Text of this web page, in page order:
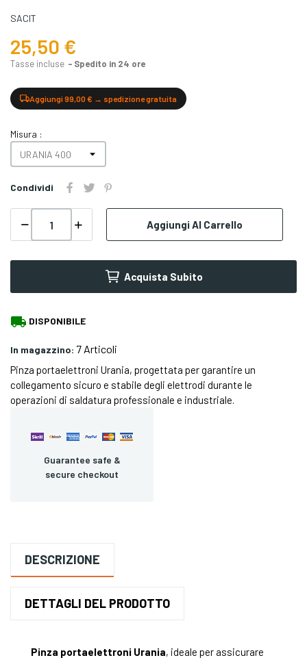
SACIT
25,50 €
Tasse incluse Spedito in 24 ore
Aggiungi 99,00 € → spedizione gratuita
Misura :
Condividi
Aggiungi Al Carrello
Acquista Subito
local_shipping DISPONIBILE
In magazzino: 7 Articoli
Pinza portaelettroni Urania, progettata per garantire un
collegamento sicuro e stabile degli elettrodi durante le
operazioni di saldatura professionale e industriale.
Guarantee safe &
secure checkout
DESCRIZIONE
DETTAGLI DEL PRODOTTO
Pinza portaelettroni Urania, ideale per assicurare